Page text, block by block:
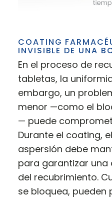
COATING
INVISIBLE DE UNA
En el proceso de
tabletas, la
embargo, un
menor —como el
— puede
Durante el coating,
aspersión debe
para garantizar
del recubrimiento.
se bloquea, pueden